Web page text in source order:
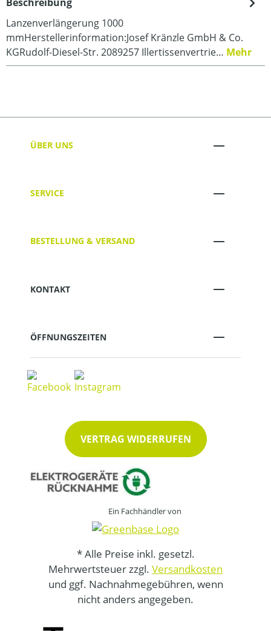
Lanzenverlängerung 1000
mmHerstellerinformation:Josef Kränzle GmbH & Co.
KGRudolf-Diesel-Str. 2089257 Illertissenvertrie… Mehr
ÜBER UNS
SERVICE
BESTELLUNG & VERSAND
KONTAKT
ÖFFNUNGSZEITEN
VERTRAG WIDERRUFEN
Ein Fachhändler von
* Alle Preise inkl. gesetzl.
Mehrwertsteuer zzgl. Versandkosten
und ggf. Nachnahmegebühren, wenn
nicht anders angegeben.